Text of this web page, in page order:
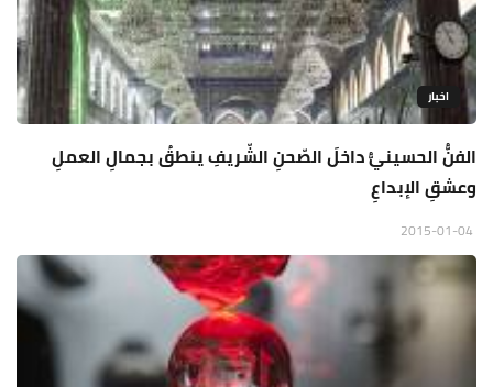
اخبار
الفنُّ الحسينيُّ داخلَ الصّحنِ الشّريفِ ينطقُ بجمالِ العملِ
وعشقِ الإبداعِ